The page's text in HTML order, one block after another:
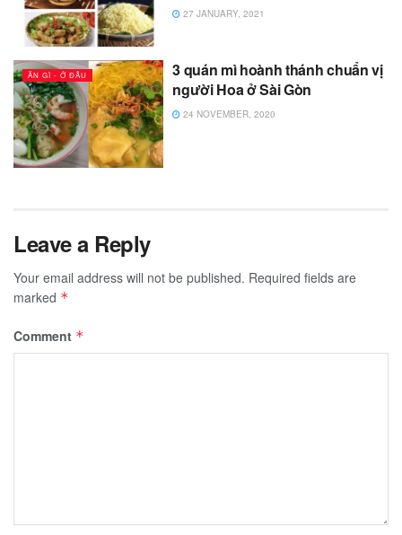
27 JANUARY, 2021
ĂN GÌ - Ở ĐÂU
3 quán mì hoành thánh chuẩn vị
người Hoa ở Sài Gòn
24 NOVEMBER, 2020
Leave a Reply
Your email address will not be published. Required fields are
marked *
Comment *